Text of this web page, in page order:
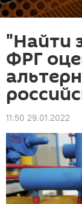
"Найти
ФРГ
11:50 29.01.2022